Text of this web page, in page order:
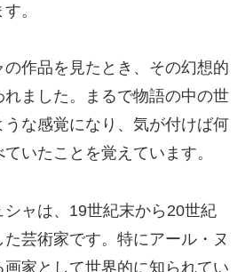
。
作品を見たとき、その幻想的
ました。まるで物語の中の世
な感覚になり、気が付けば何
いたことを覚えています。
ャは、19世紀末から20世紀
芸術家です。特にアール・ヌ
家として世界的に知られてい